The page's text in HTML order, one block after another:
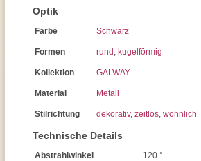
Optik
Farbe Schwarz
Formen rund , kugelförmig
Kollektion GALWAY
Material Metall
Stilrichtung dekorativ, zeitlos, wohnlich
Technische Details
Abstrahlwinkel 120 °